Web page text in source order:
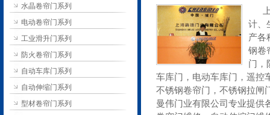
水晶卷帘门系列
电动卷帘门系列
工业滑升门系列
防火卷帘门系列
自动车库门系列
自动伸缩门系列
型材卷帘门系列
计、
产各
钢卷
门，
车库门，电动车库门，遥控
不锈钢卷帘门，不锈钢拉闸
曼伟门业有限公司专业提供